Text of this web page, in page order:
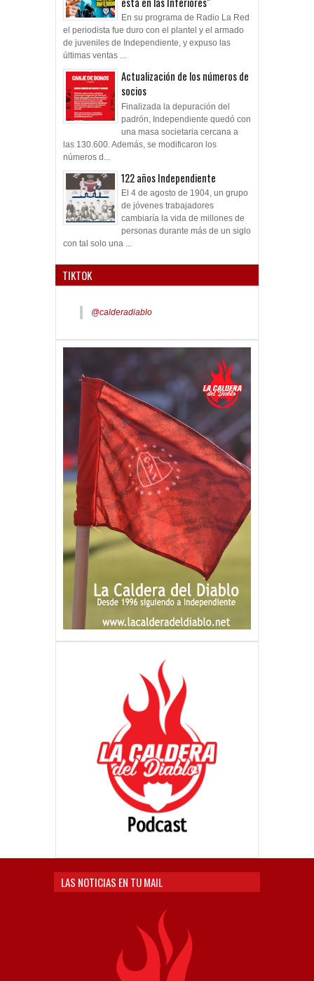
En su programa de Radio La Red
el periodista fue duro con el plantel y el armado
de juveniles de Independiente, y expuso las
últimas ventas ...
Actualización de los números de
socios
Finalizada la depuración del
padrón, Independiente quedó con
una masa societaria cercana a
las 130.600. Además, se modificaron los
números d...
122 años Independiente
El 4 de agosto de 1904, un grupo
de jóvenes trabajadores
cambiaría la vida de millones de
personas durante más de un siglo
con tal solo una ...
TIKTOK
@calderadiablo
LAS NOTICIAS EN TU MAIL